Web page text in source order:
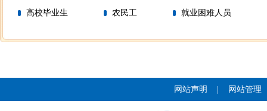
高校毕业生 农民工 就业困难人员